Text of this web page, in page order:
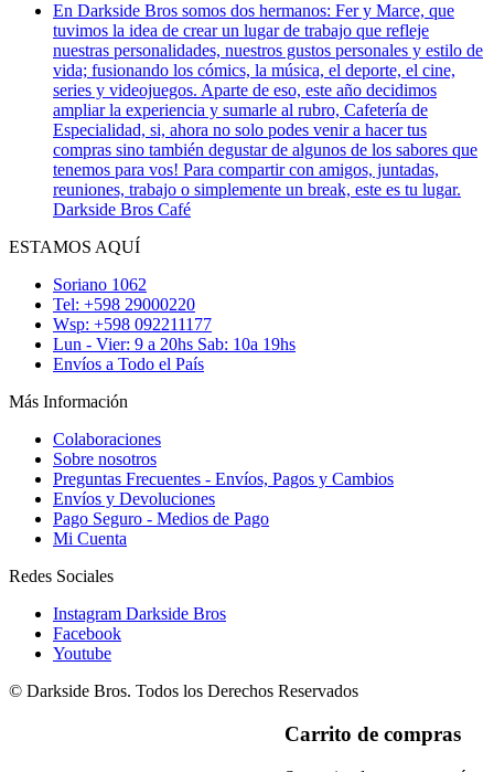
En Darkside Bros somos dos hermanos: Fer y Marce, que
tuvimos la idea de crear un lugar de trabajo que refleje
nuestras personalidades, nuestros gustos personales y estilo de
vida; fusionando los cómics, la música, el deporte, el cine,
series y videojuegos. Aparte de eso, este año decidimos
ampliar la experiencia y sumarle al rubro, Cafetería de
Especialidad, si, ahora no solo podes venir a hacer tus
compras sino también degustar de algunos de los sabores que
tenemos para vos! Para compartir con amigos, juntadas,
reuniones, trabajo o simplemente un break, este es tu lugar.
Darkside Bros Café
ESTAMOS AQUÍ
Soriano 1062
Tel: +598 29000220
Wsp: +598 092211177
Lun - Vier: 9 a 20hs Sab: 10a 19hs
Envíos a Todo el País
Más Información
Colaboraciones
Sobre nosotros
Preguntas Frecuentes - Envíos, Pagos y Cambios
Envíos y Devoluciones
Pago Seguro - Medios de Pago
Mi Cuenta
Redes Sociales
Instagram Darkside Bros
Facebook
Youtube
© Darkside Bros. Todos los Derechos Reservados
Carrito de compras